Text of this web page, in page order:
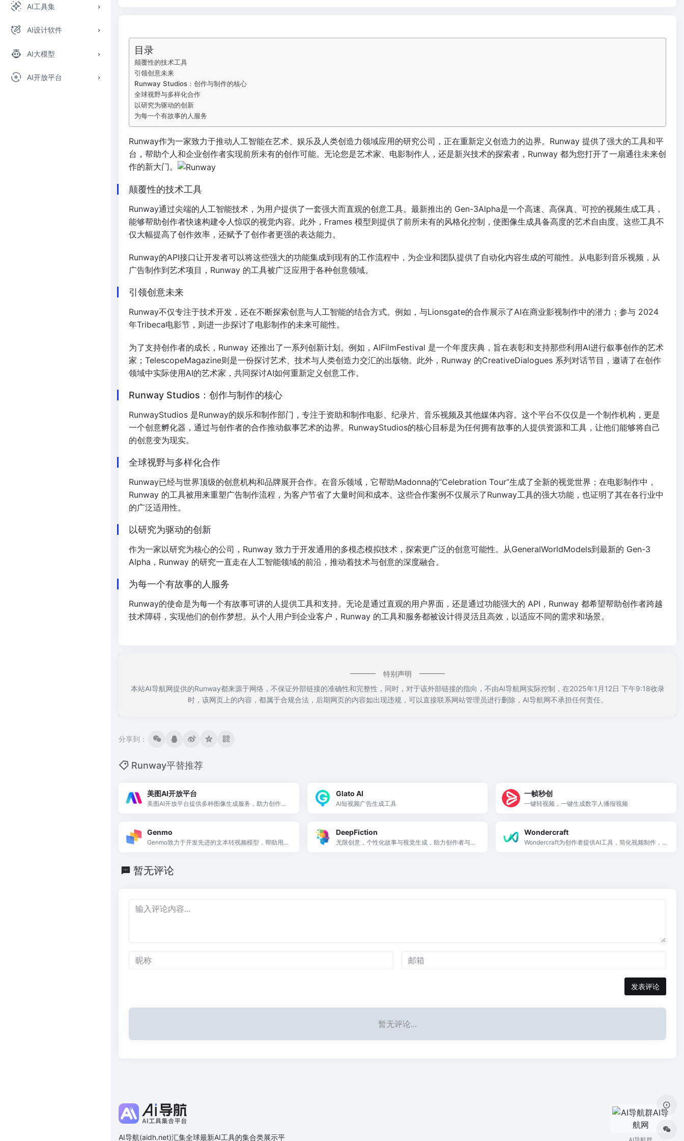
AI工具集
AI设计软件
AI大模型
AI开放平台
目录
颠覆性的技术工具
引领创意未来
Runway Studios：创作与制作的核心
全球视野与多样化合作
以研究为驱动的创新
为每一个有故事的人服务
Runway作为一家致力于推动人工智能在艺术、娱乐及人类创造力领域应用的研究公司，正在重新定义创造力的边界。Runway 提供了强大的工具和平
台，帮助个人和企业创作者实现前所未有的创作可能。无论您是艺术家、电影制作人，还是新兴技术的探索者，Runway 都为您打开了一扇通往未来创
作的新大门。
颠覆性的技术工具
Runway通过尖端的人工智能技术，为用户提供了一套强大而直观的创意工具。最新推出的 Gen-3Alpha是一个高速、高保真、可控的视频生成工具，
能够帮助创作者快速构建令人惊叹的视觉内容。此外，Frames 模型则提供了前所未有的风格化控制，使图像生成具备高度的艺术自由度。这些工具不
仅大幅提高了创作效率，还赋予了创作者更强的表达能力。
Runway的API接口让开发者可以将这些强大的功能集成到现有的工作流程中，为企业和团队提供了自动化内容生成的可能性。从电影到音乐视频，从
广告制作到艺术项目，Runway 的工具被广泛应用于各种创意领域。
引领创意未来
Runway不仅专注于技术开发，还在不断探索创意与人工智能的结合方式。例如，与Lionsgate的合作展示了AI在商业影视制作中的潜力；参与 2024
年Tribeca电影节，则进一步探讨了电影制作的未来可能性。
为了支持创作者的成长，Runway 还推出了一系列创新计划。例如，AIFilmFestival 是一个年度庆典，旨在表彰和支持那些利用AI进行叙事创作的艺术
家；TelescopeMagazine则是一份探讨艺术、技术与人类创造力交汇的出版物。此外，Runway 的CreativeDialogues 系列对话节目，邀请了在创作
领域中实际使用AI的艺术家，共同探讨AI如何重新定义创意工作。
Runway Studios：创作与制作的核心
RunwayStudios 是Runway的娱乐和制作部门，专注于资助和制作电影、纪录片、音乐视频及其他媒体内容。这个平台不仅仅是一个制作机构，更是
一个创意孵化器，通过与创作者的合作推动叙事艺术的边界。RunwayStudios的核心目标是为任何拥有故事的人提供资源和工具，让他们能够将自己
的创意变为现实。
全球视野与多样化合作
Runway已经与世界顶级的创意机构和品牌展开合作。在音乐领域，它帮助Madonna的“Celebration Tour”生成了全新的视觉世界；在电影制作中，
Runway 的工具被用来重塑广告制作流程，为客户节省了大量时间和成本。这些合作案例不仅展示了Runway工具的强大功能，也证明了其在各行业中
的广泛适用性。
以研究为驱动的创新
作为一家以研究为核心的公司，Runway 致力于开发通用的多模态模拟技术，探索更广泛的创意可能性。从GeneralWorldModels到最新的 Gen-3
Alpha，Runway 的研究一直走在人工智能领域的前沿，推动着技术与创意的深度融合。
为每一个有故事的人服务
Runway的使命是为每一个有故事可讲的人提供工具和支持。无论是通过直观的用户界面，还是通过功能强大的 API，Runway 都希望帮助创作者跨越
技术障碍，实现他们的创作梦想。从个人用户到企业客户，Runway 的工具和服务都被设计得灵活且高效，以适应不同的需求和场景。
特别声明
本站AI导航网提供的Runway都来源于网络，不保证外部链接的准确性和完整性，同时，对于该外部链接的指向，不由AI导航网实际控制，在2025年1月12日 下午9:18收录
时，该网页上的内容，都属于合规合法，后期网页的内容如出现违规，可以直接联系网站管理员进行删除，AI导航网不承担任何责任。
分享到：
Runway平替推荐
美图AI开放平台
美图AI开放平台提供多种图像生成服务，助力创作与
Glato AI
AI短视频广告生成工具
一帧秒创
一键转视频，一键生成数字人播报视频
Genmo
Genmo致力于开发先进的文本转视频模型，帮助用户
DeepFiction
无限创意，个性化故事与视觉生成，助力创作者与营
Wondercraft
Wondercraft为创作者提供AI工具，简化视频制作，
暂无评论
发表评论
暂无评论...
AI导航(aidh.net)汇集全球最新AI工具的集合类展示平